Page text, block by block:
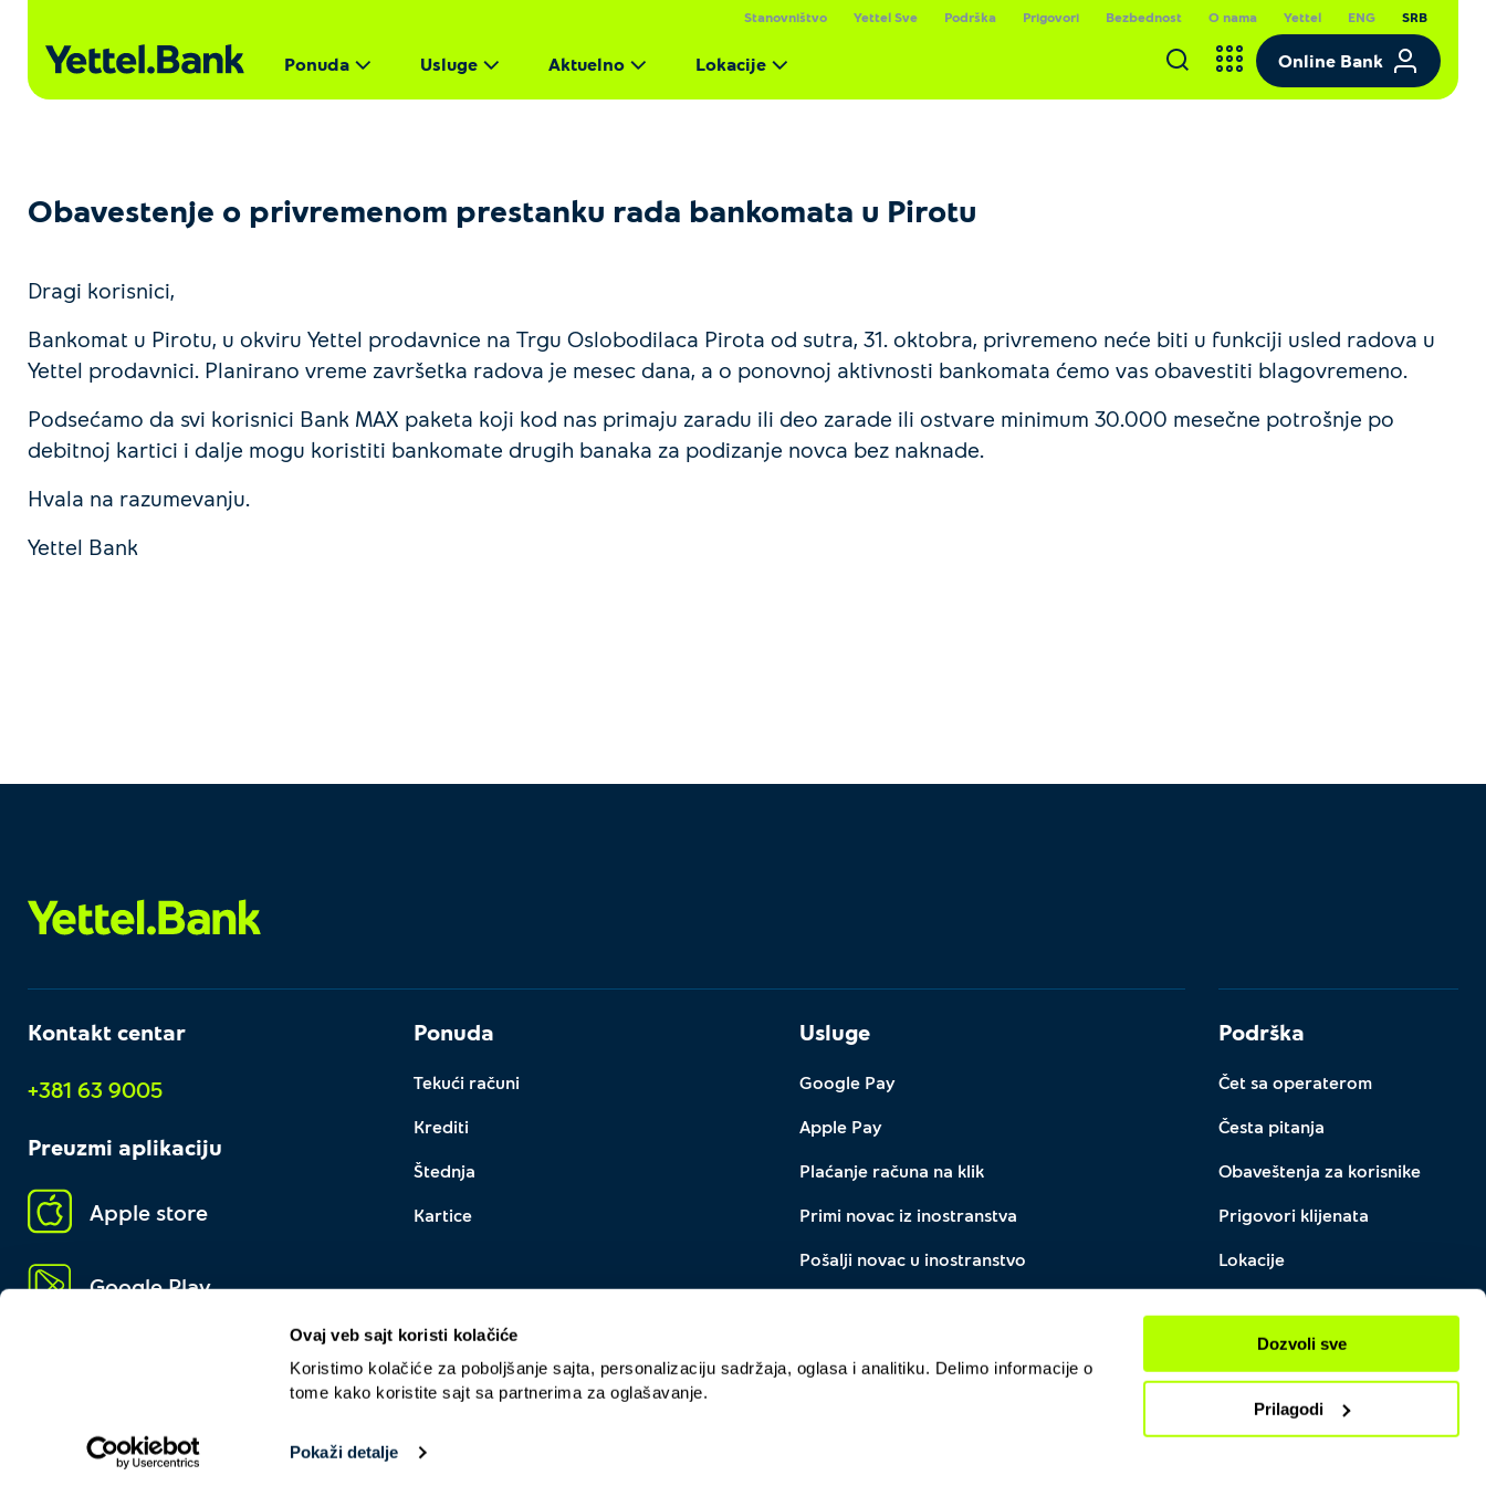
Ovaj veb sajt koristi kolačiće
Koristimo kolačiće za poboljšanje sajta, personalizaciju sadržaja, oglasa i analitiku. Delimo informacije o
tome kako koristite sajt sa partnerima za oglašavanje.
Pokaži detalje
Dozvoli sve
Prilagodi
Stanovništvo Yettel Sve Podrška Prigovori Bezbednost O nama Yettel ENG SRB
Ponuda Usluge Aktuelno Lokacije Online Bank
Obavestenje o privremenom prestanku rada bankomata u Pirotu
Dragi korisnici,
Bankomat u Pirotu, u okviru Yettel prodavnice na Trgu Oslobodilaca Pirota od sutra, 31. oktobra, privremeno neće biti u funkciji usled radova u
Yettel prodavnici. Planirano vreme završetka radova je mesec dana, a o ponovnoj aktivnosti bankomata ćemo vas obavestiti blagovremeno.
Podsećamo da svi korisnici Bank MAX paketa koji kod nas primaju zaradu ili deo zarade ili ostvare minimum 30.000 mesečne potrošnje po
debitnoj kartici i dalje mogu koristiti bankomate drugih banaka za podizanje novca bez naknade.
Hvala na razumevanju.
Yettel Bank
Kontakt centar
+381 63 9005
Preuzmi aplikaciju
Apple store
Google Play
Ponuda
Tekući računi
Krediti
Štednja
Kartice
Usluge
Google Pay
Apple Pay
Plaćanje računa na klik
Primi novac iz inostranstva
Pošalji novac u inostranstvo
Podrška
Čet sa operaterom
Česta pitanja
Obaveštenja za korisnike
Prigovori klijenata
Lokacije